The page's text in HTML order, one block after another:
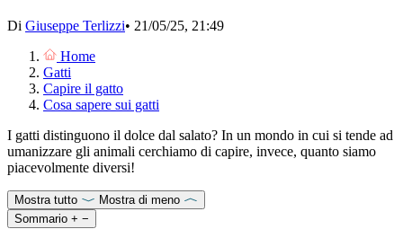
Di Giuseppe Terlizzi• 21/05/25, 21:49
Home
Gatti
Capire il gatto
Cosa sapere sui gatti
I gatti distinguono il dolce dal salato? In un mondo in cui si tende ad
umanizzare gli animali cerchiamo di capire, invece, quanto siamo
piacevolmente diversi!
Mostra tutto
Mostra di meno
Sommario + −